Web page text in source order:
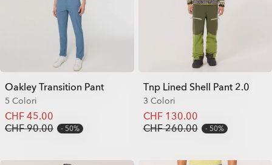
Oakley Transition Pant
5 Colori
CHF 45.00
CHF 90.00
50%
Tnp Lined Shell Pant 2.0
3 Colori
CHF 130.00
CHF 260.00
50%